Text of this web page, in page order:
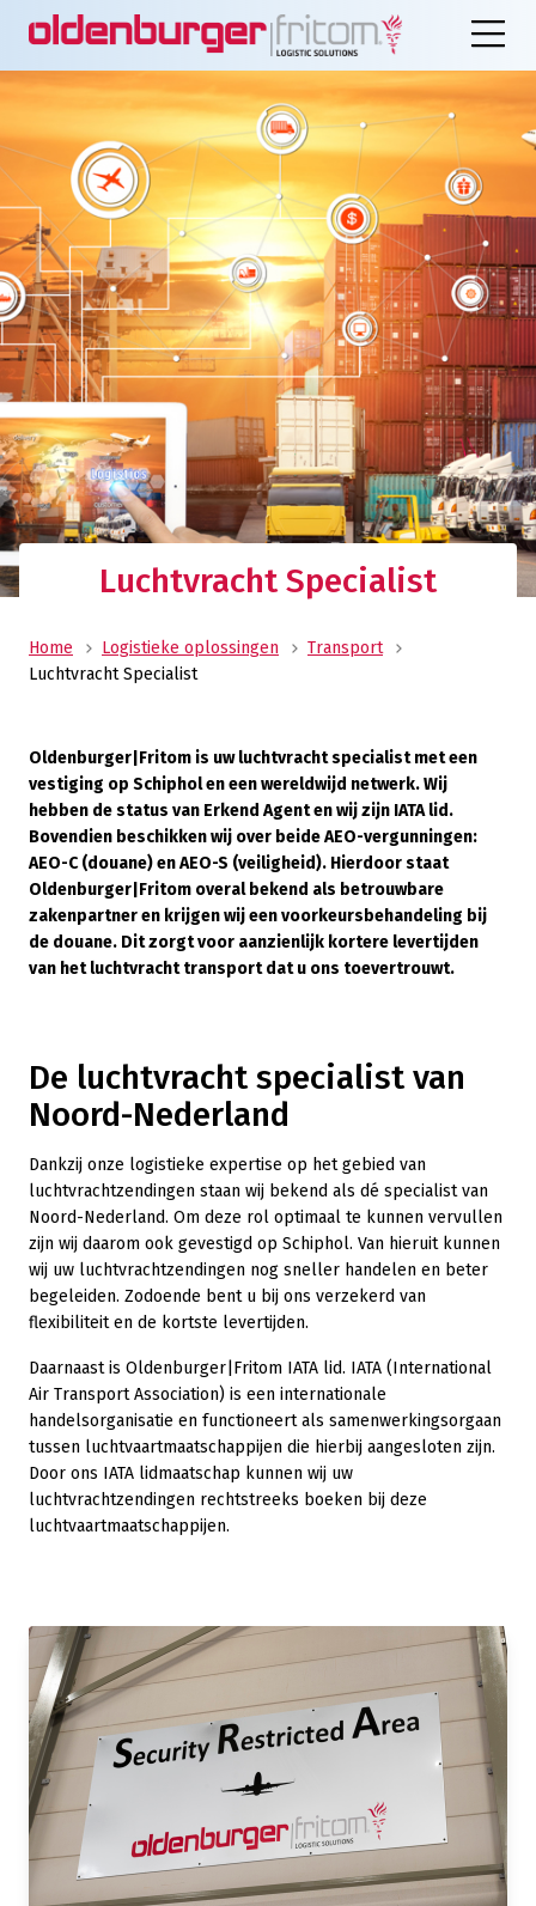
Luchtvracht Specialist
Home Logistieke oplossingen
Transport
Luchtvracht Specialist
Oldenburger|Fritom is uw luchtvracht specialist met een
vestiging op Schiphol en een wereldwijd netwerk. Wij
hebben de status van Erkend Agent en wij zijn IATA lid.
Bovendien beschikken wij over beide AEO-vergunningen:
AEO-C (douane) en AEO-S (veiligheid). Hierdoor staat
Oldenburger|Fritom overal bekend als betrouwbare
zakenpartner en krijgen wij een voorkeursbehandeling bij
de douane. Dit zorgt voor aanzienlijk kortere levertijden
van het luchtvracht transport dat u ons toevertrouwt.
De luchtvracht specialist van
Noord-Nederland
Dankzij onze logistieke expertise op het gebied van
luchtvrachtzendingen staan wij bekend als dé specialist van
Noord-Nederland. Om deze rol optimaal te kunnen vervullen
zijn wij daarom ook gevestigd op Schiphol. Van hieruit kunnen
wij uw luchtvrachtzendingen nog sneller handelen en beter
begeleiden. Zodoende bent u bij ons verzekerd van
flexibiliteit en de kortste levertijden.
Daarnaast is Oldenburger|Fritom IATA lid. IATA (International
Air Transport Association) is een internationale
handelsorganisatie en functioneert als samenwerkingsorgaan
tussen luchtvaartmaatschappijen die hierbij aangesloten zijn.
Door ons IATA lidmaatschap kunnen wij uw
luchtvrachtzendingen rechtstreeks boeken bij deze
luchtvaartmaatschappijen.